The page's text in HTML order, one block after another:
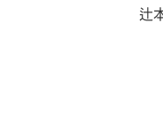
辻